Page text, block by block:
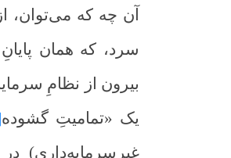
آن چه که می‌توان،
سرد، که همان
بیرون از نظامِ
یک «تمامیتِ گشوده
غیرسرمایه‌داری)